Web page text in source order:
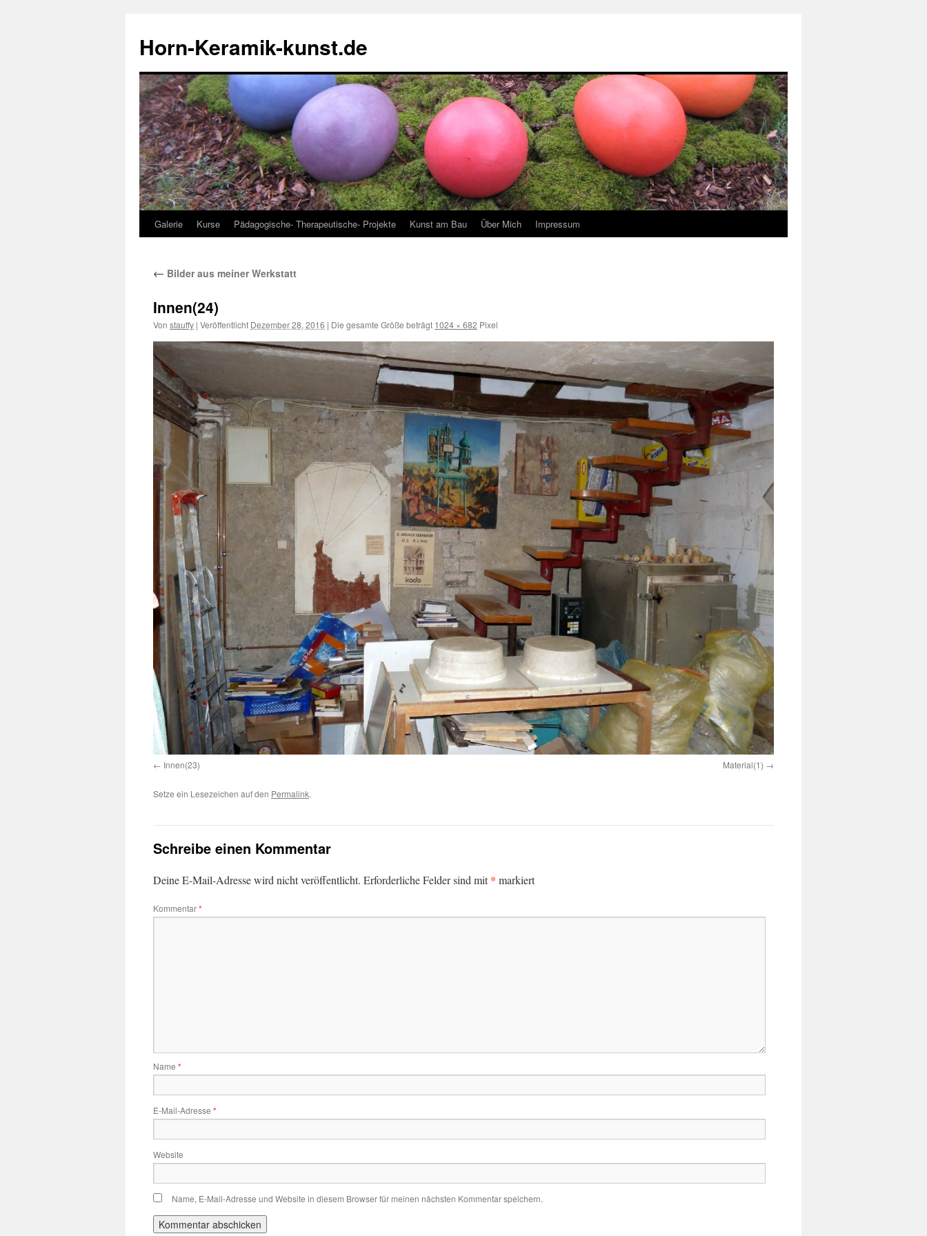
Horn-Keramik-kunst.de
Zum
springen
Galerie Kurse Pädagogische- Therapeutische- Projekte Kunst am Bau Über Mich Impressum
← Bilder aus meiner Werkstatt
Innen(24)
Von stauffy | Veröffentlicht Dezember 28, 2016 | Die gesamte Größe beträgt 1024 × 682 Pixel
Innen(23) Material(1)
Setze ein Lesezeichen auf den Permalink.
Schreibe einen Kommentar
Deine E-Mail-Adresse wird nicht veröffentlicht. Erforderliche Felder sind mit* markiert
Kommentar*
Name *
E-Mail-Adresse *
Website
Name, E-Mail-Adresse und Website in diesem Browser für meinen nächsten Kommentar speichern.